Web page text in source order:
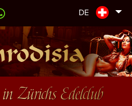
DE
Zürichs Edelclub